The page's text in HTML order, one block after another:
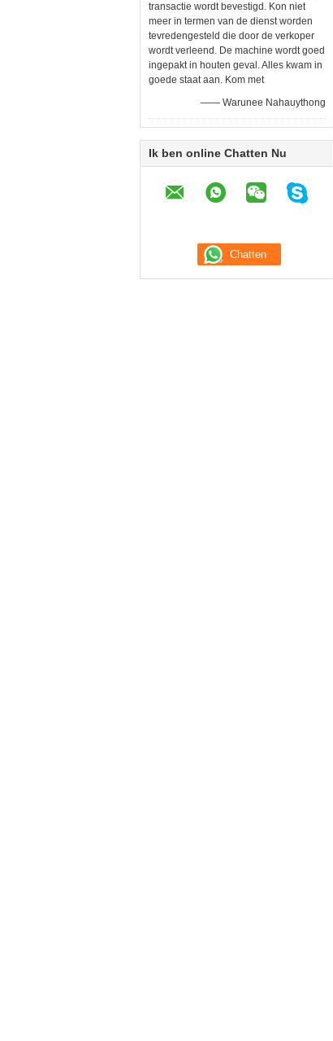
transactie wordt bevestigd. Kon niet
meer in termen van de dienst worden
tevredengesteld die door de verkoper
wordt verleend. De machine wordt goed
ingepakt in houten geval. Alles kwam in
goede staat aan. Kom met
—— Warunee Nahauythong
Ik ben online Chatten Nu